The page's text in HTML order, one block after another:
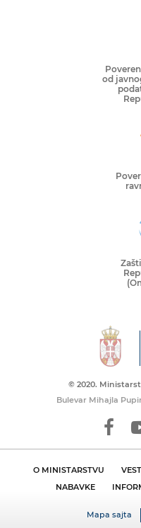
od
© 2020.
Bulevar Mihajla
O MINISTARSTVU
NABAVKE
Mapa sajta